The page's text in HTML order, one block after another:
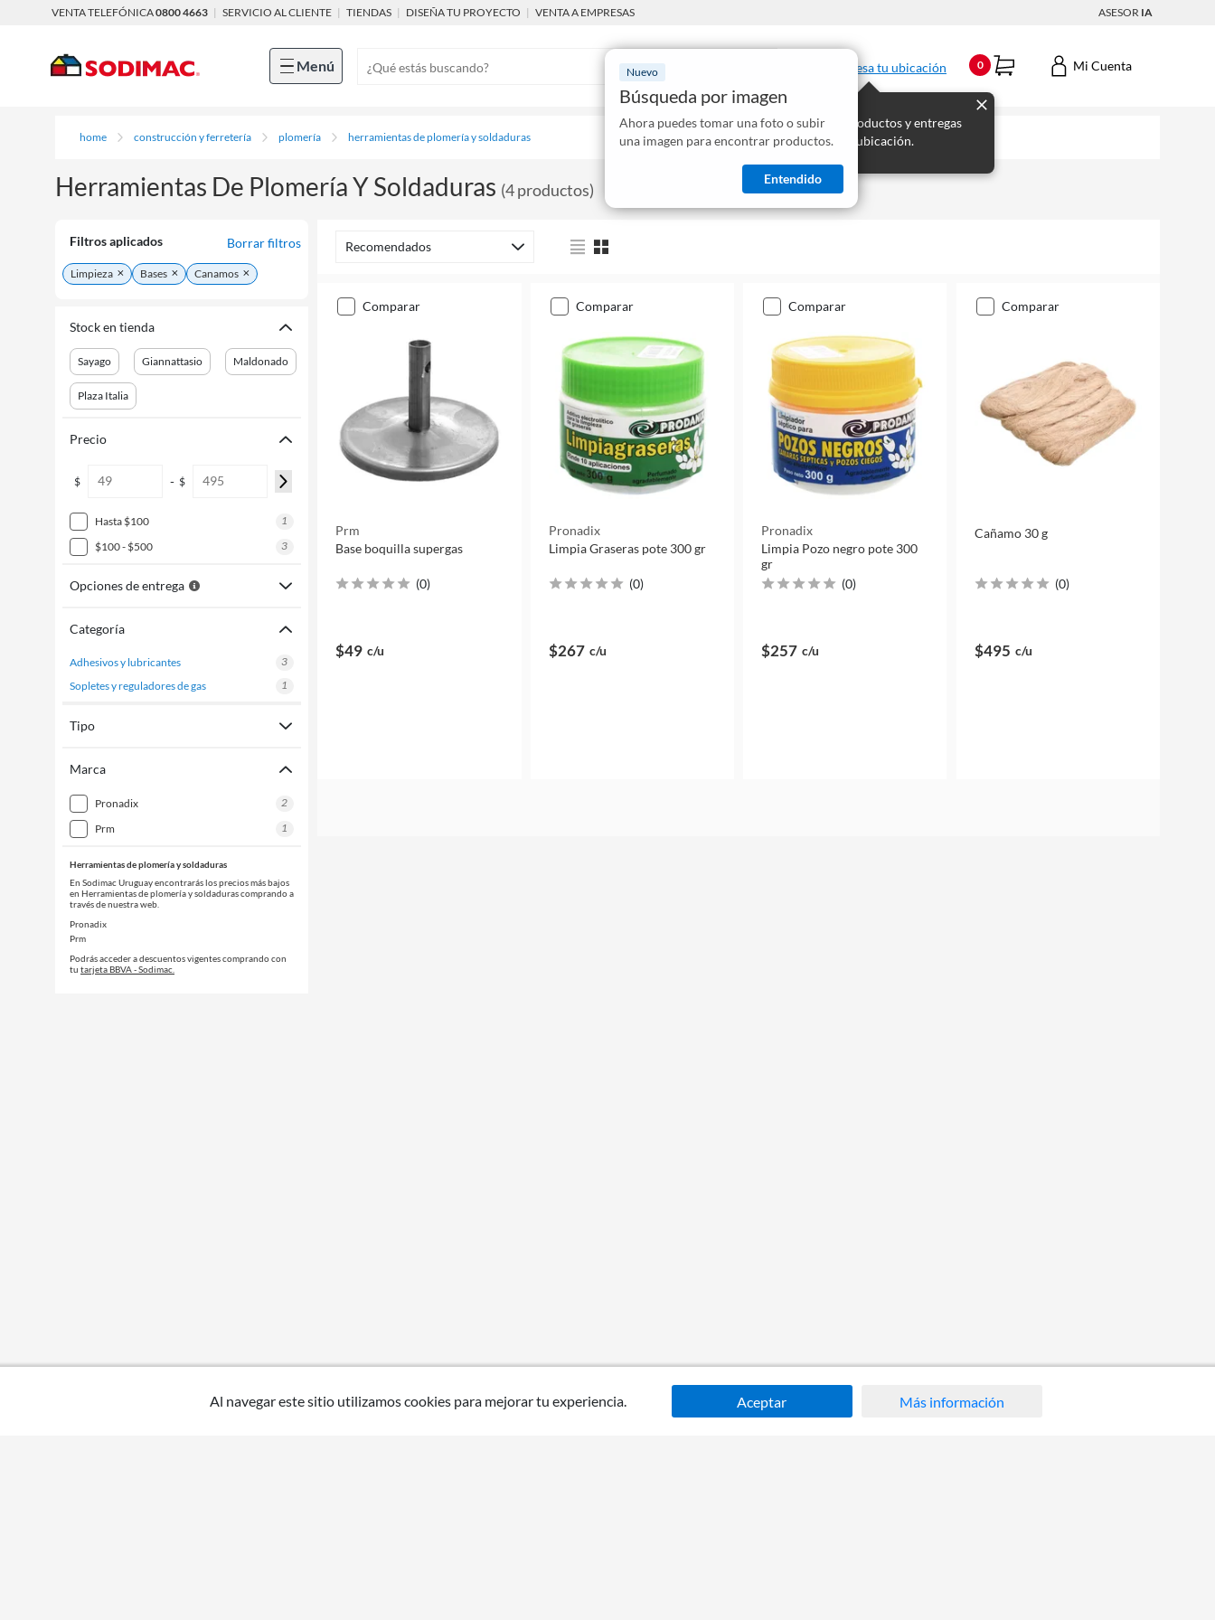
VENTA TELEFÓNICA0800 4663 | SERVICIO AL CLIENTE | TIENDAS | DISEÑA TU PROYECTO | VENTA A EMPRESAS ASESOR IA
Menú Nuevo
Búsqueda por imagen
Ahora puedes tomar una foto o subir
una imagen para encontrar productos.
Entendido
Ingresa tu ubicación
Mostraremos los productos y entregas
disponibles para tu ubicación.
0 Mi Cuenta
home construcción y ferretería plomería herramientas de plomería y soldaduras
Herramientas De Plomería Y Soldaduras (4productos)
Filtros aplicados Borrar filtros
Limpieza Bases Canamos
Stock en tienda
Sayago Giannattasio Maldonado
Plaza Italia
Precio
$ - $
hasta $100
1
$100 - $500
3
Opciones de entrega
Categoría
adhesivos y lubricantes
3
sopletes y reguladores de gas
1
Tipo
Marca
pronadix
2
prm
1
Herramientas de plomería y soldaduras
En Sodimac Uruguay encontrarás los precios más bajos
en Herramientas de plomería y soldaduras comprando a
través de nuestra web.
Pronadix
Prm
Podrás acceder a descuentos vigentes comprando con
tu tarjeta BBVA - Sodimac.
Recomendados
comparar
Prm
Base boquilla supergas
(0)
$49 c/u
comparar
Pronadix
Limpia Graseras pote 300 gr
(0)
$267 c/u
comparar
Pronadix
Limpia Pozo negro pote 300
gr
(0)
$257 c/u
comparar
Cañamo 30 g
(0)
$495 c/u
Al navegar este sitio utilizamos cookies para mejorar tu experiencia. Aceptar Más información